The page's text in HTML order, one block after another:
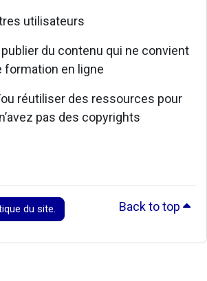
utilisateurs
du contenu qui ne convient
formation en ligne
réutiliser des ressources pour
pas des copyrights
du site. Back to top